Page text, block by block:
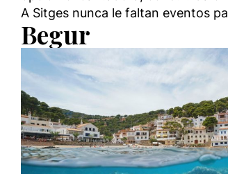
A Sitges nunca le faltan eventos
Begur